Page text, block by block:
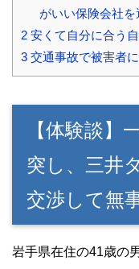
がいい保険会社を
2 安くて自分に合う
3 交通事故で被害者
【体験談】
突し、三井
交渉して無
岩手県在住の41歳の